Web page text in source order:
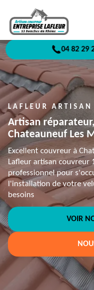
04 82 29
LAFLEUR
Artisan
Chateauneuf Les
Excellent couvreur à
Lafleur artisan couvreur
professionnel pour
l'installation de votre
besoins
VOIR